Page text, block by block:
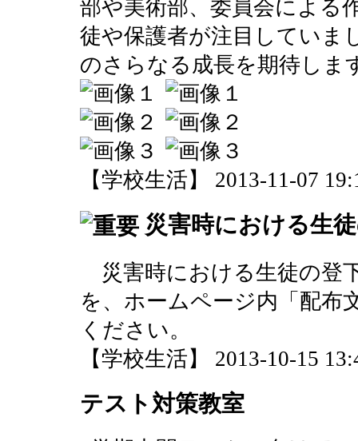
部や美術部、委員会による
徒や保護者が注目していま
のさらなる成長を期待しま
【学校生活】 2013-11-07
災害時における生
災害時における生徒の登
を、ホームページ内「配布
ください。
【学校生活】 2013-10-15
テスト対策教室